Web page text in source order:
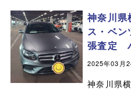
神奈川
ス・ベ
張査定
2025年03月
神奈川県